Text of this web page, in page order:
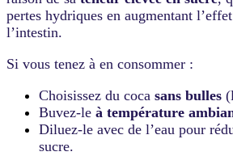
pertes hydriques en augmentant
l’intestin.
Si vous tenez à en consommer :
Choisissez du coca sans bulles
Buvez-le à température
Diluez-le avec de l’eau pour
sucre.